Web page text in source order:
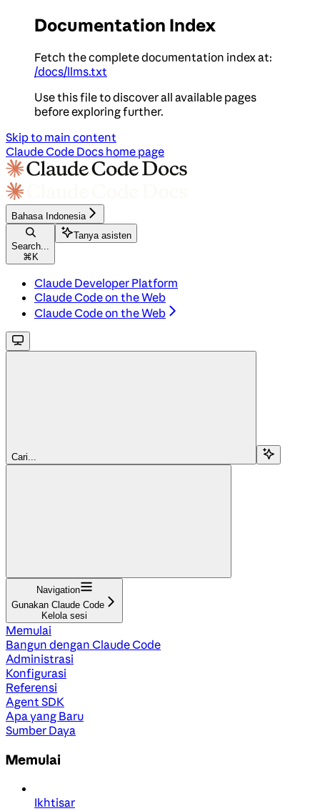
Documentation Index
Fetch the complete documentation index at:
/docs/llms.txt
Use this file to discover all available pages
before exploring further.
Skip to main content
Claude Code Docs home page
Bahasa Indonesia
Search...
⌘ K
Tanya asisten
Claude Developer Platform
Claude Code on the Web
Claude Code on the Web
Cari...
Navigation
Gunakan Claude Code
Kelola sesi
Memulai
Bangun dengan Claude Code
Administrasi
Konfigurasi
Referensi
Agent SDK
Apa yang Baru
Sumber Daya
Memulai
Ikhtisar